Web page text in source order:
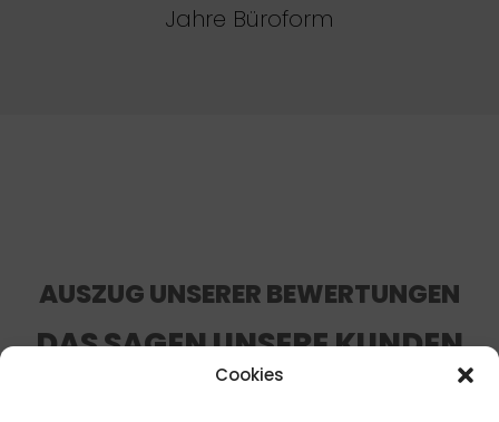
Cookies
Jahre Büroform
AUSZUG UNSERER BEWERTUNGEN
DAS SAGEN UNSERE KUNDEN